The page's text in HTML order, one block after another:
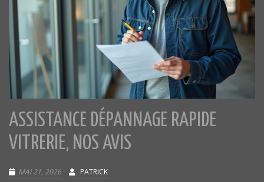
ASSISTANCE DÉPANNAGE RAPIDE
VITRERIE, NOS AVIS
MAI 21, 2026 PATRICK